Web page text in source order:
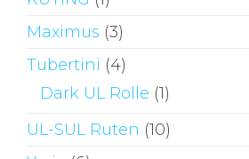
Maximus (3)
Tubertini (4)
Dark UL Rolle (1)
UL-SUL Ruten (10)